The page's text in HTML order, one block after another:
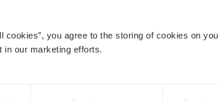
cookies”, you agree to the storing of cookies on
in our marketing efforts.
Client Exe­cu­ti­ve Marine